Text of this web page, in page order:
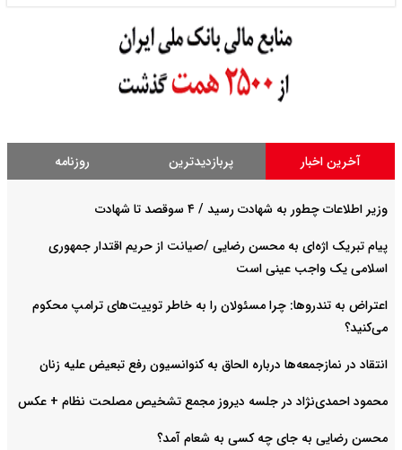
آخرین اخبار پربازدیدترین روزنامه
وزیر اطلاعات چطور به شهادت رسید / ۴ سوقصد تا شهادت
پیام تبریک اژه‌ای به محسن رضایی /صیانت از حریم اقتدار جمهوری
اسلامی یک واجب عینی است
اعتراض به تندروها: چرا مسئولان را به خاطر توییت‌های ترامپ محکوم
می‌کنید؟
انتقاد در نمازجمعه‌ها درباره الحاق به کنوانسیون رفع تبعیض علیه زنان
محمود احمدی‌نژاد در جلسه دیروز مجمع تشخیص مصلحت نظام + عکس
محسن رضایی به جای چه کسی به شعام آمد؟